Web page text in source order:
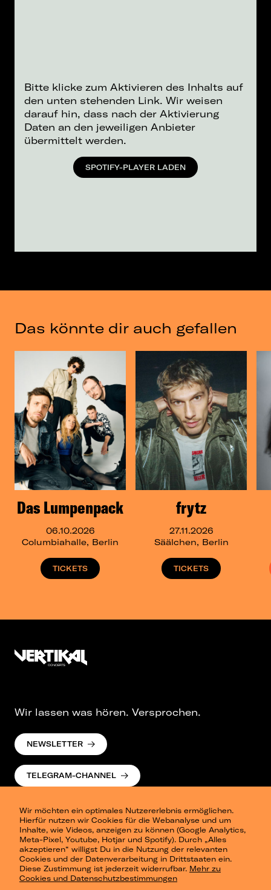
Bitte klicke zum Aktivieren des Inhalts auf
den unten stehenden Link. Wir weisen
darauf hin, dass nach der Aktivierung
Daten an den jeweiligen Anbieter
übermittelt werden.
SPOTIFY-PLAYER LADEN
Das könnte dir auch gefallen
Das Lumpenpack
06.10.2026
Columbiahalle, Berlin
TICKETS
frytz
27.11.2026
Säälchen, Berlin
TICKETS
Wir möchten ein optimales Nutzererlebnis ermöglichen.
Hierfür nutzen wir Cookies für die Webanalyse und um
Inhalte, wie Videos, anzeigen zu können (Google Analytics,
Meta-Pixel, Youtube, Hotjar und Spotify). Durch „Alles
akzeptieren“ willigst Du in die Nutzung der relevanten
Cookies und der Datenverarbeitung in Drittstaaten ein.
Diese Zustimmung ist jederzeit widerrufbar. Mehr zu
Cookies und Datenschutzbestimmungen
Wir lassen was hören. Versprochen.
NEWSLETTER
TELEGRAM-CHANNEL
Presse
Berlin
Dresden